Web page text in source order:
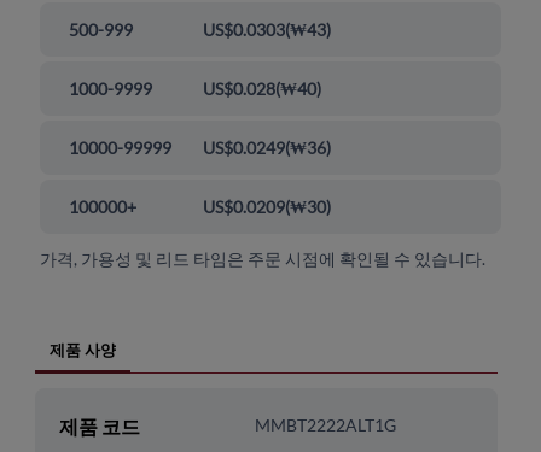
500-999 US$0.0303(₩43)
1000-9999 US$0.028(₩40)
10000-99999 US$0.0249(₩36)
100000+ US$0.0209(₩30)
가격, 가용성 및 리드 타임은 주문 시점에 확인될 수 있습니다.
제품 사양
제품 코드 MMBT2222ALT1G